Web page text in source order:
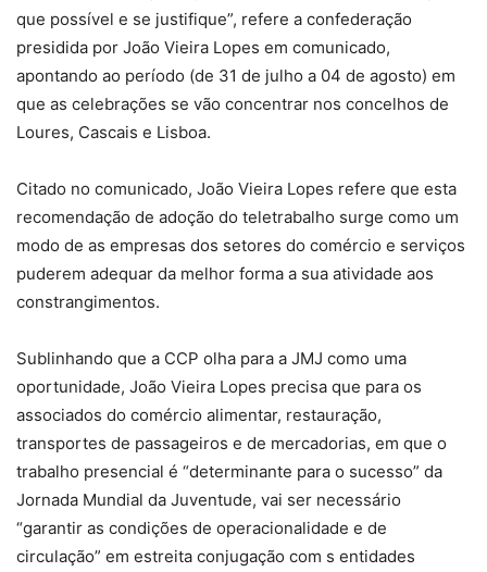
que possível e se justifique”, refere a confederação
presidida por João Vieira Lopes em comunicado,
apontando ao período (de 31 de julho a 04 de agosto) em
que as celebrações se vão concentrar nos concelhos de
Loures, Cascais e Lisboa.
Citado no comunicado, João Vieira Lopes refere que esta
recomendação de adoção do teletrabalho surge como um
modo de as empresas dos setores do comércio e serviços
puderem adequar da melhor forma a sua atividade aos
constrangimentos.
Sublinhando que a CCP olha para a JMJ como uma
oportunidade, João Vieira Lopes precisa que para os
associados do comércio alimentar, restauração,
transportes de passageiros e de mercadorias, em que o
trabalho presencial é “determinante para o sucesso” da
Jornada Mundial da Juventude, vai ser necessário
“garantir as condições de operacionalidade e de
circulação” em estreita conjugação com s entidades